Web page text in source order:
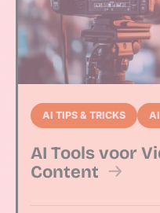
AI TIPS & TRICKS
AI Tools voor
Content